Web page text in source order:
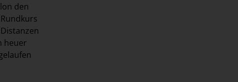
den
heuer